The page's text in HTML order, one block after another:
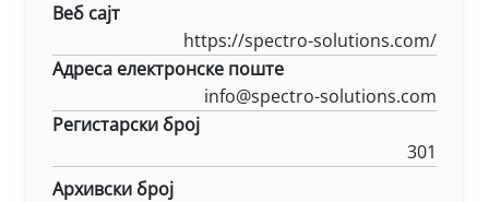
Веб сајт
https://spectro-solutions.com/
Адреса електронске поште
info@spectro-solutions.com
Регистарски број
301
Архивски број